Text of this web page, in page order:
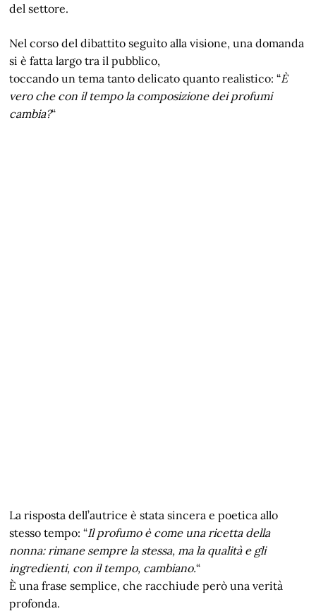
del settore.
Nel corso del dibattito seguìto alla visione, una domanda
si è fatta largo tra il pubblico,
toccando un tema tanto delicato quanto realistico: “È
vero che con il tempo la composizione dei profumi
cambia?“
La risposta dell’autrice è stata sincera e poetica allo
stesso tempo: “Il profumo è come una ricetta della
nonna: rimane sempre la stessa, ma la qualità e gli
ingredienti, con il tempo, cambiano.“
È una frase semplice, che racchiude però una verità
profonda.